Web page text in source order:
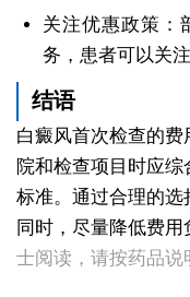
关注优惠政策：
务，患者可以关
结语
白癜风首次检查的
院和检查项目时应
标准。通过合理的
同时，尽量降低费用
士阅读，请按药品说
女
女